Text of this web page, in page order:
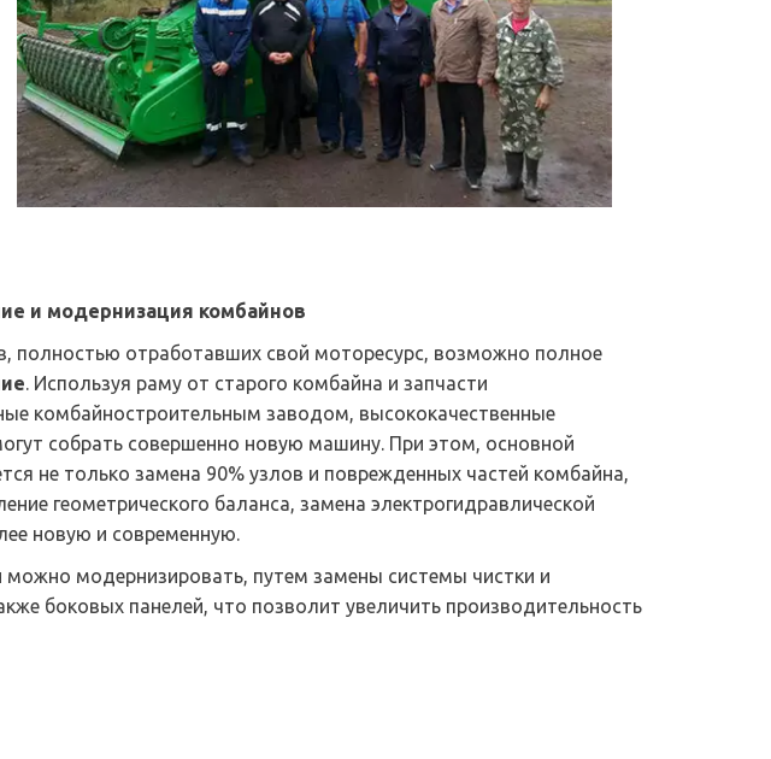
и модернизация комбайнов
. Используя раму от старого комбайна и запчасти
комбайностроительным заводом, высококачественные
собрать совершенно новую машину. При этом, основной
не только замена 90% узлов и поврежденных частей комбайна,
геометрического баланса, замена электрогидравлической
новую и современную.
можно модернизировать, путем замены системы чистки и
боковых панелей, что позволит увеличить производительность